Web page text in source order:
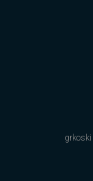
grkoski